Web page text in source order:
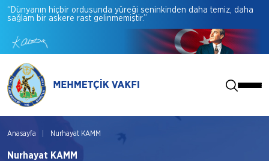
“Dünyanın hiçbir ordusunda yüreği seninkinden daha temiz, daha
sağlam bir askere rast gelinmemiştir.”
Anasayfa Nurhayat KAMM
Nurhayat KAMM